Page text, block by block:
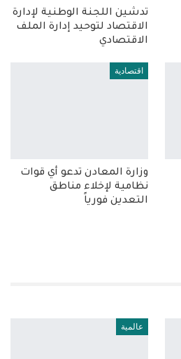
تدشين اللجنة الوطنية لإدارة
الاقتصاد لتوحيد إدارة الملف
الاقتصادي
اقتصادية
وزارة المعادن تدعو أي قوات
نظامية لإخلاء مناطق
التعدين فورياً
عالمية